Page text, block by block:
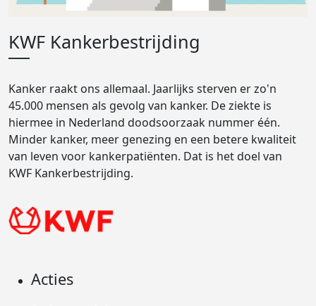
KWF Kankerbestrijding
Kanker raakt ons allemaal. Jaarlijks sterven er zo'n
45.000 mensen als gevolg van kanker. De ziekte is
hiermee in Nederland doodsoorzaak nummer één.
Minder kanker, meer genezing en een betere kwaliteit
van leven voor kankerpatiënten. Dat is het doel van
KWF Kankerbestrijding.
Acties